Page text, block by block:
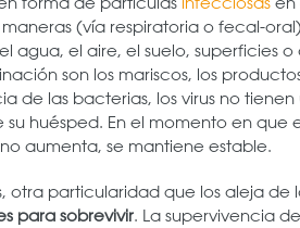
maneras (vía respiratoria o fecal-
agua, el aire, el suelo, superficies
son los mariscos, los
de las bacterias, los virus no
su huésped. En el momento en
aumenta, se mantiene estable.
otra particularidad que los aleja
para sobrevivir. La supervivencia